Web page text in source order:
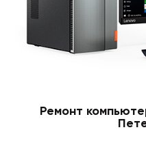
Ремонт